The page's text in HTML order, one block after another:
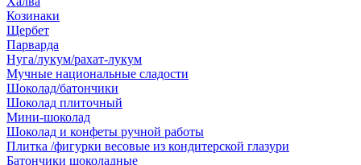
Козинаки
Щербет
Парварда
Нуга/лукум/рахат-лукум
Мучные национальные сладости
Шоколад/батончики
Шоколад плиточный
Мини-шоколад
Шоколад и конфеты ручной работы
Плитка /фигурки весовые из кондитерской глазури
Батончики шоколадные